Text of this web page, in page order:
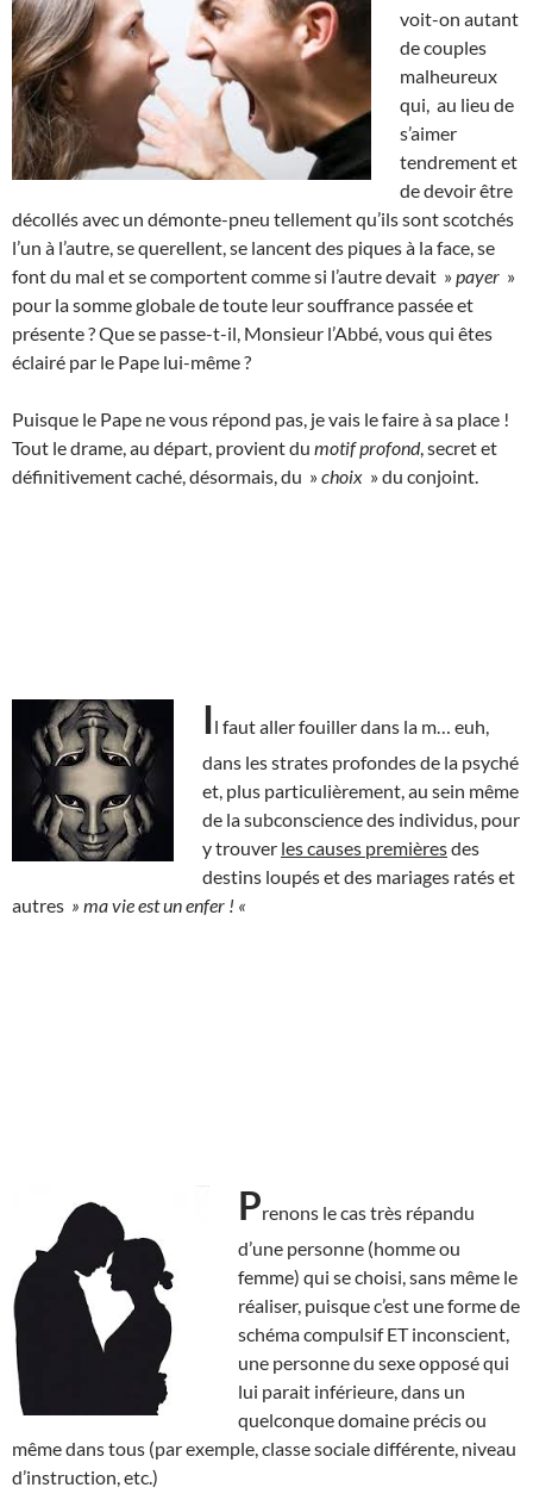
voit-on autant
de couples
malheureux
qui, au lieu de
s’aimer
tendrement et
de devoir être
décollés avec un démonte-pneu tellement qu’ils sont scotchés
l’un à l’autre, se querellent, se lancent des piques à la face, se
font du mal et se comportent comme si l’autre devait »payer »
pour la somme globale de toute leur souffrance passée et
présente ? Que se passe-t-il, Monsieur l’Abbé, vous qui êtes
éclairé par le Pape lui-même ?
Puisque le Pape ne vous répond pas, je vais le faire à sa place !
Tout le drame, au départ, provient du motif profond, secret et
définitivement caché, désormais, du »choix » du conjoint.
Il faut aller fouiller dans la m… euh,
dans les strates profondes de la psyché
et, plus particulièrement, au sein même
de la subconscience des individus, pour
y trouver les causes premièresdes
destins loupés et des mariages ratés et
autres » ma vie est un enfer ! «
Prenons le cas très répandu
d’une personne (homme ou
femme) qui se choisi, sans même le
réaliser, puisque c’est une forme de
schéma compulsif ET inconscient,
une personne du sexe opposé qui
lui parait inférieure, dans un
quelconque domaine précis ou
même dans tous (par exemple, classe sociale différente, niveau
d’instruction, etc.)